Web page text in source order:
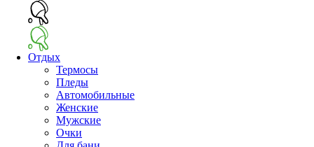
Отдых
Термосы
Пледы
Автомобильные
Женские
Мужские
Очки